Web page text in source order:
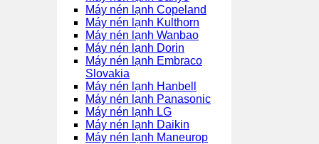
Máy nén lạnh Copeland
Máy nén lạnh Kulthorn
Máy nén lạnh Wanbao
Máy nén lạnh Dorin
Máy nén lạnh Embraco
Slovakia
Máy nén lạnh Hanbell
Máy nén lạnh Panasonic
Máy nén lạnh LG
Máy nén lạnh Daikin
Máy nén lạnh Maneurop